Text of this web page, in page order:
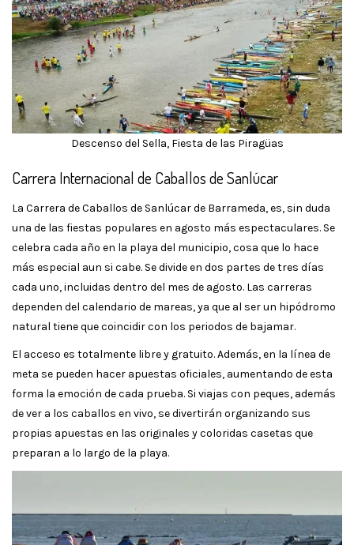
Descenso del Sella, Fiesta de las Piragüas
Carrera Internacional de Caballos de Sanlúcar
La Carrera de Caballos de Sanlúcar de Barrameda, es, sin duda
una de las fiestas populares en agosto más espectaculares. Se
celebra cada año en la playa del municipio, cosa que lo hace
más especial aun si cabe. Se divide en dos partes de tres días
cada uno, incluidas dentro del mes de agosto. Las carreras
dependen del calendario de mareas, ya que al ser un hipódromo
natural tiene que coincidir con los periodos de bajamar.
El acceso es totalmente libre y gratuito. Además, en la línea de
meta se pueden hacer apuestas oficiales, aumentando de esta
forma la emoción de cada prueba. Si viajas con peques, además
de ver a los caballos en vivo, se divertirán organizando sus
propias apuestas en las originales y coloridas casetas que
preparan a lo largo de la playa.